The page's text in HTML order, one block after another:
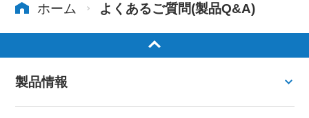
ホーム よくあるご質問(製品Q&A)
製品情報